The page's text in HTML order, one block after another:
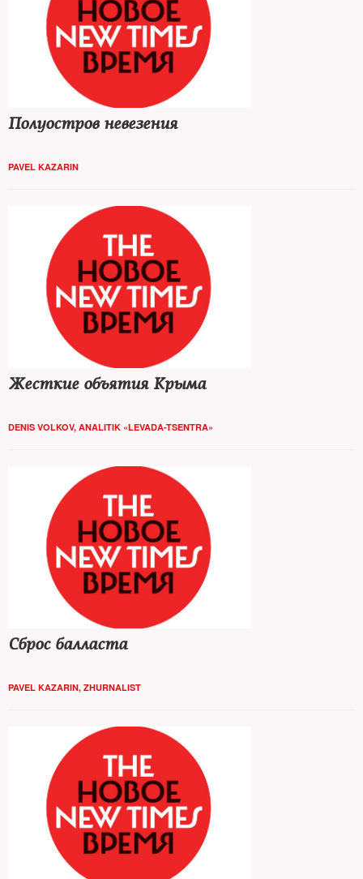
Полуостров невезения
PAVEL KAZARIN
Жесткие объятия Крыма
DENIS VOLKOV, ANALITIK «LEVADA-TSENTRA»
Сброс балласта
PAVEL KAZARIN, ZHURNALIST